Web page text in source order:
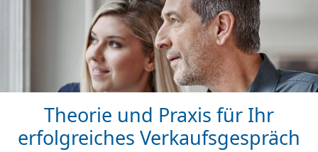
Theorie und Praxis für Ihr
erfolgreiches Verkaufsgespräch